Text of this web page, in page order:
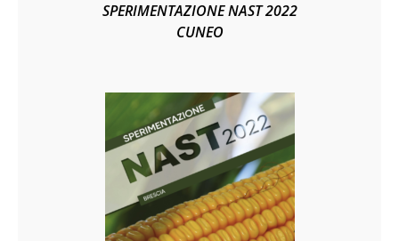
SPERIMENTAZIONE NAST 2022
CUNEO